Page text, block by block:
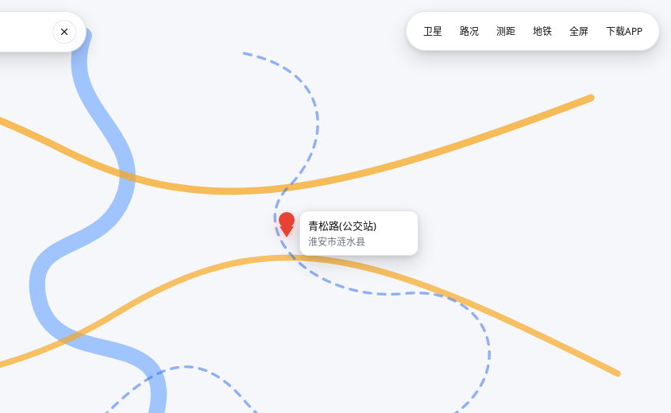
青松路(公交站)
淮安市涟水县
卫星 路况 测距 地铁 全屏 下载APP